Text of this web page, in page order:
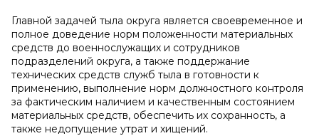
Главной задачей тыла округа является своевременное и
полное доведение норм положенности материальных
средств до военнослужащих и сотрудников
подразделений округа, а также поддержание
технических средств служб тыла в готовности к
применению, выполнение норм должностного контроля
за фактическим наличием и качественным состоянием
материальных средств, обеспечить их сохранность, а
также недопущение утрат и хищений.